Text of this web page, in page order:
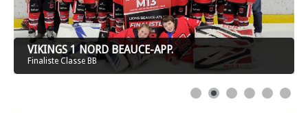
VIKINGS 1 NORD BEAUCE-APP.
Finaliste Classe BB